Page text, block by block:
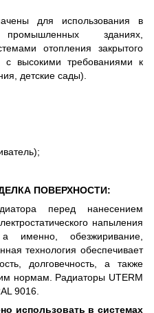
для использования в
зданиях,
отопления закрытого
высокими требованиями к
детские сады).
ПОВЕРХНОСТИ:
перед нанесением
напыления
именно, обезжиривание,
технология обеспечивает
долговечность, а также
нормам. Радиаторы UTERM
9016.
использовать в системах